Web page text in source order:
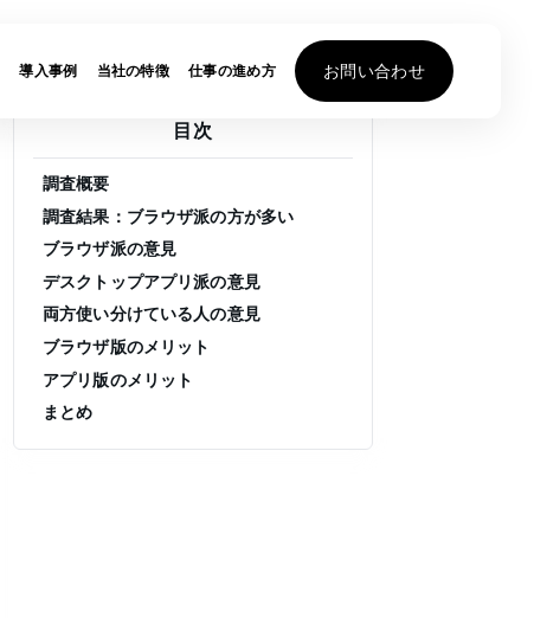
導入事例 当社の特徴 仕事の進め方 お問い合わせ
目次
調査概要
調査結果：ブラウザ派の方が多い
ブラウザ派の意見
デスクトップアプリ派の意見
両方使い分けている人の意見
ブラウザ版のメリット
アプリ版のメリット
まとめ